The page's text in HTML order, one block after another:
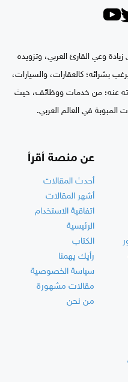
وعي القارئ العربي، وتزويده
بشرائه؛ كالعقارات، والسيارات،
عنه؛ من خدمات ووظائف، حيث
المبوبة في العالم العربي.
عن منصة أقرأ
أحدث المقالات
أشهر المقالات
اتفاقية الاستخدام
الرئيسية
الكتاب
رأيك يهمنا
سياسة الخصوصية
مقالات مشهورة
من نحن